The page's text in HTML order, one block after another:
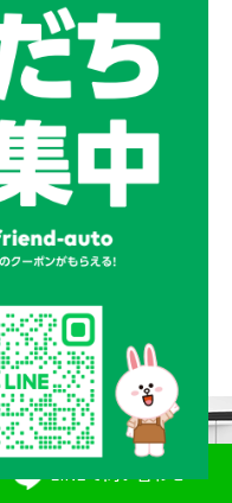
LINEで問い合わせ
てきた熟練の職人技と豊
台もの販売実績を誇りま
、保険まで、お客様の
私たちの強みです。
や耐久性を重視しなが
格設定で、常にお客様
ています。
から探す